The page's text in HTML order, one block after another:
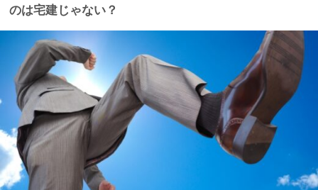
のは宅建じゃない？